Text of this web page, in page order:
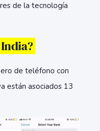
de la tecnología
de teléfono con
están asociados 13